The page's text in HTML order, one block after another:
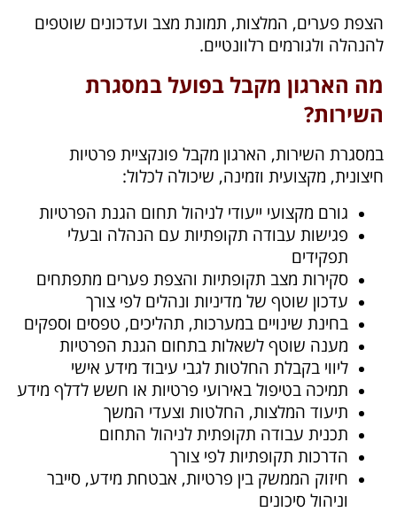
הצפת פערים, המלצות, תמונת מצב ועדכונים שוטפים
להנהלה ולגורמים רלוונטיים.
מה הארגון מקבל בפועל במסגרת
השירות?
במסגרת השירות, הארגון מקבל פונקציית פרטיות
חיצונית, מקצועית וזמינה, שיכולה לכלול:
גורם מקצועי ייעודי לניהול תחום הגנת הפרטיות
פגישות עבודה תקופתיות עם הנהלה ובעלי
תפקידים
סקירות מצב תקופתיות והצפת פערים מתפתחים
עדכון שוטף של מדיניות ונהלים לפי צורך
בחינת שינויים במערכות, תהליכים, טפסים וספקים
מענה שוטף לשאלות בתחום הגנת הפרטיות
ליווי בקבלת החלטות לגבי עיבוד מידע אישי
תמיכה בטיפול באירועי פרטיות או חשש לדלף מידע
תיעוד המלצות, החלטות וצעדי המשך
תכנית עבודה תקופתית לניהול התחום
הדרכות תקופתיות לפי צורך
חיזוק הממשק בין פרטיות, אבטחת מידע, סייבר
וניהול סיכונים